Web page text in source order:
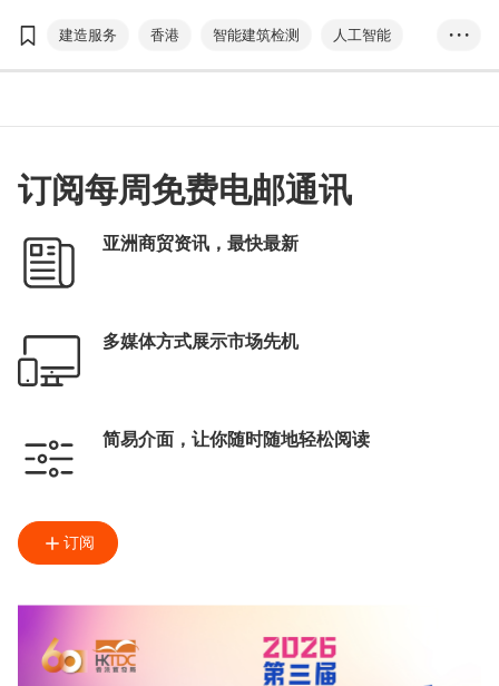
多设立分公司，以及扩展在新加坡和大湾区的业务等。
建造服务 香港 智能建筑检测
人工智能
融资
新西兰 无人机
创业快线
• • •
订阅每周免费电邮通讯
亚洲商贸资讯，最快最新
多媒体方式展示市场先机
简易介面，让你随时随地轻松阅读
订阅